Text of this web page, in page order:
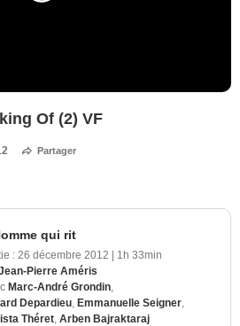
Of (2) VF
Partager
qui rit
: 26 décembre 2012 | 1h 33min
Pierre Améris
Marc-André Grondin
Depardieu Emmanuelle Seigner
Théret Arben Bajraktaraj